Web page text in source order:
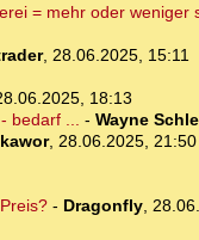
= mehr oder weniger
, 28.06.2025, 15:11
18:13
bedarf ... - Wayne
, 28.06.2025, 21:50
- Dragonfly,